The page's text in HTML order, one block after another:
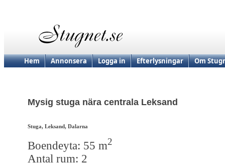
Hem Annonsera Logga in Efterlysningar Om
Mysig stuga nära centrala Leksand
Stuga, Leksand, Dalarna
Boendeyta: 55 m2
Antal rum: 2